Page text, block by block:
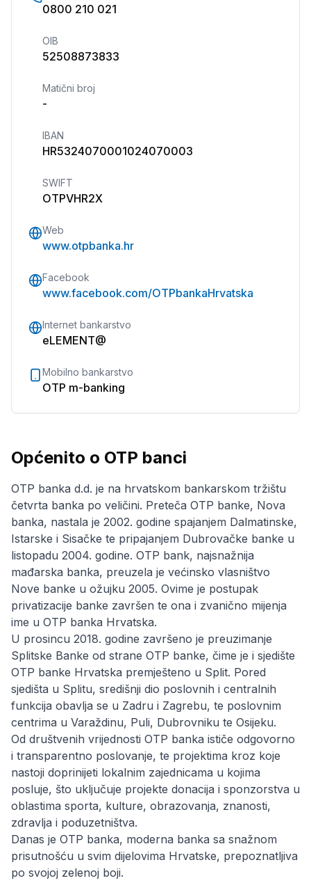
0800 210 021
OIB
52508873833
Matični broj
-
IBAN
HR5324070001024070003
SWIFT
OTPVHR2X
Web
www.otpbanka.hr
Facebook
www.facebook.com/OTPbankaHrvatska
Internet bankarstvo
eLEMENT@
Mobilno bankarstvo
OTP m-banking
Općenito o OTP banci
OTP banka d.d. je na hrvatskom bankarskom tržištu
četvrta banka po veličini. Preteča OTP banke, Nova
banka, nastala je 2002. godine spajanjem Dalmatinske,
Istarske i Sisačke te pripajanjem Dubrovačke banke u
listopadu 2004. godine. OTP bank, najsnažnija
mađarska banka, preuzela je većinsko vlasništvo
Nove banke u ožujku 2005. Ovime je postupak
privatizacije banke završen te ona i zvanično mijenja
ime u OTP banka Hrvatska.
U prosincu 2018. godine završeno je preuzimanje
Splitske Banke od strane OTP banke, čime je i sjedište
OTP banke Hrvatska premješteno u Split. Pored
sjedišta u Splitu, središnji dio poslovnih i centralnih
funkcija obavlja se u Zadru i Zagrebu, te poslovnim
centrima u Varaždinu, Puli, Dubrovniku te Osijeku.
Od društvenih vrijednosti OTP banka ističe odgovorno
i transparentno poslovanje, te projektima kroz koje
nastoji doprinijeti lokalnim zajednicama u kojima
posluje, što uključuje projekte donacija i sponzorstva u
oblastima sporta, kulture, obrazovanja, znanosti,
zdravlja i poduzetništva.
Danas je OTP banka, moderna banka sa snažnom
prisutnošću u svim dijelovima Hrvatske, prepoznatljiva
po svojoj zelenoj boji.